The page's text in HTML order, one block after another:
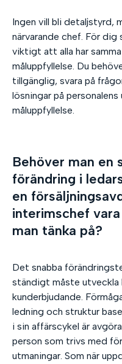
Ingen vill bli detaljstyrd,
närvarande chef. För dig
viktigt att alla har
måluppfyllelse. Du
tillgänglig, svara på
lösningar på
måluppfyllelse.
Behöver man en
förändring i
en
interimschef
man tänka på?
Det snabba
ständigt måste utveckla
kunderbjudande.
ledning och struktur
i sin affärscykel är
person som trivs med
utmaningar. Som när